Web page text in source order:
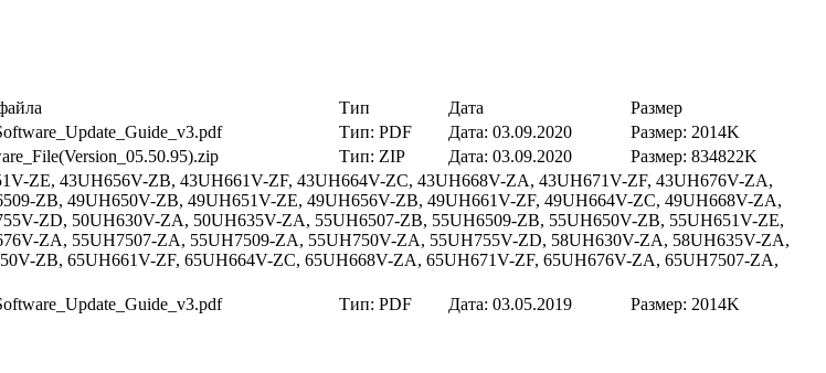
Тип Дата
Размер
Тип: PDF Дата: 03.09.2020 Размер: 2014K
Тип: ZIP Дата: 03.09.2020 Размер: 834822K
ZE, 43UH656V-ZB, 43UH661V-ZF, 43UH664V-ZC, 43UH668V-ZA, 43UH671V-ZF, 43UH676V-ZA,
ZB, 49UH650V-ZB, 49UH651V-ZE, 49UH656V-ZB, 49UH661V-ZF, 49UH664V-ZC, 49UH668V-ZA,
ZD, 50UH630V-ZA, 50UH635V-ZA, 55UH6507-ZB, 55UH6509-ZB, 55UH650V-ZB, 55UH651V-ZE,
ZA, 55UH7507-ZA, 55UH7509-ZA, 55UH750V-ZA, 55UH755V-ZD, 58UH630V-ZA, 58UH635V-ZA,
ZB, 65UH661V-ZF, 65UH664V-ZC, 65UH668V-ZA, 65UH671V-ZF, 65UH676V-ZA, 65UH7507-ZA,
Тип: PDF Дата: 03.05.2019 Размер: 2014K